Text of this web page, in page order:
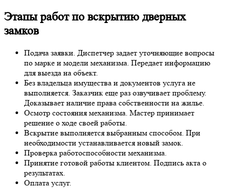
Этапы работ по вскрытию дверных
замков
Подача заявки. Диспетчер задает уточняющие вопросы
по марке и модели механизма. Передает информацию
для выезда на объект.
Без владельца имущества и документов услуга не
выполняется. Заказчик еще раз озвучивает проблему.
Доказывает наличие права собственности на жилье.
Осмотр состояния механизма. Мастер принимает
решение о ходе своей работы.
Вскрытие выполняется выбранным способом. При
необходимости устанавливается новый замок.
Проверка работоспособности механизма.
Принятие готовой работы клиентом. Подпись акта о
результатах.
Оплата услуг.